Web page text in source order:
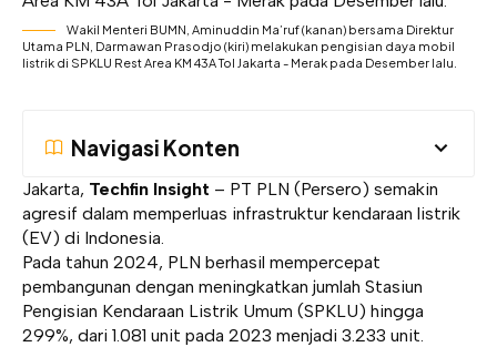
Wakil Menteri BUMN, Aminuddin Ma’ruf (kanan) bersama Direktur
Utama PLN, Darmawan Prasodjo (kiri) melakukan pengisian daya mobil
listrik di SPKLU Rest Area KM 43A Tol Jakarta - Merak pada Desember lalu.
Navigasi Konten
Jakarta, Techfin Insight – PT PLN (Persero) semakin
agresif dalam memperluas infrastruktur kendaraan listrik
(EV) di Indonesia.
Pada tahun 2024, PLN berhasil mempercepat
pembangunan dengan meningkatkan jumlah Stasiun
Pengisian Kendaraan Listrik Umum (SPKLU) hingga
299%, dari 1.081 unit pada 2023 menjadi 3.233 unit.